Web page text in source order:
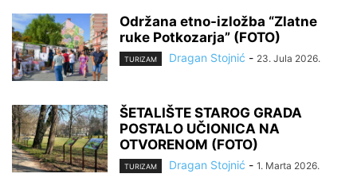
Održana etno-izložba “Zlatne
ruke Potkozarja” (FOTO)
TURIZAM Dragan Stojnić - 23. Jula 2026.
ŠETALIŠTE STAROG GRADA
POSTALO UČIONICA NA
OTVORENOM (FOTO)
TURIZAM Dragan Stojnić - 1. Marta 2026.